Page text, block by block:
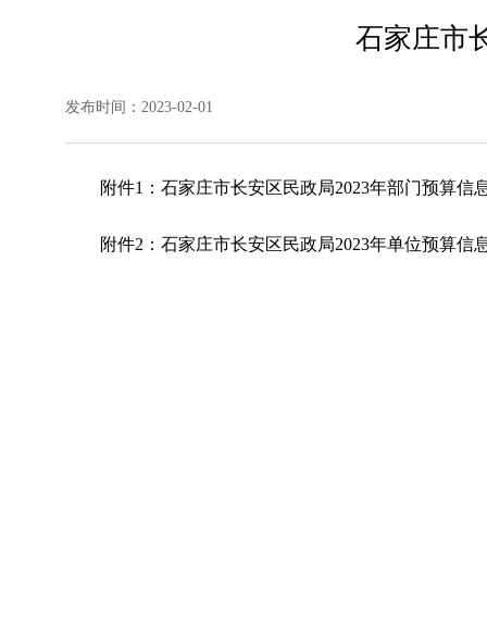
石家庄市
发布时间：2023-02-01
附件1： 石家庄市长安区民政局2023年部门预算信
附件2： 石家庄市长安区民政局2023年单位预算信